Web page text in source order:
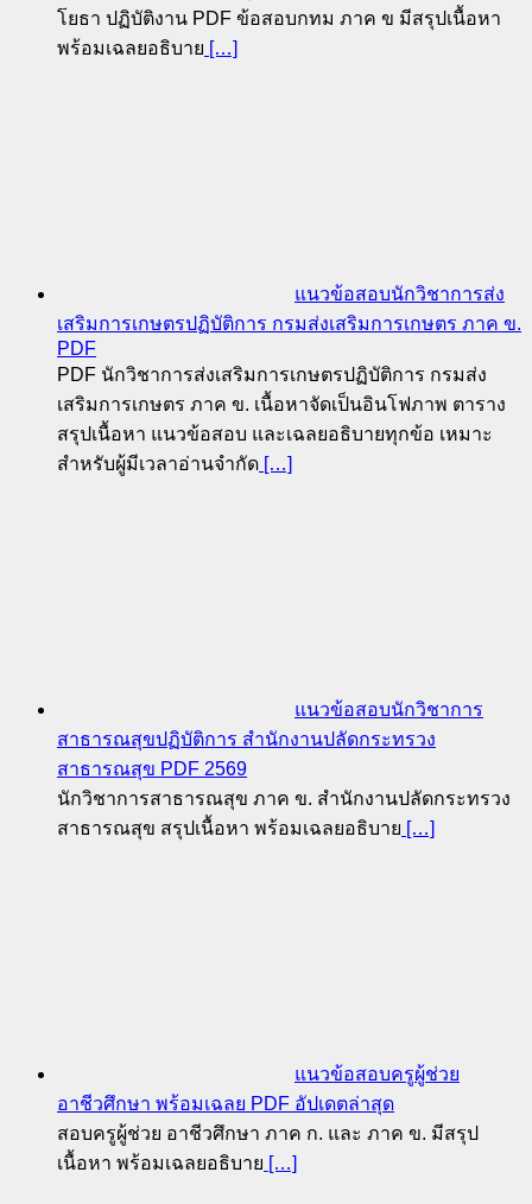
โยธา ปฏิบัติงาน PDF ข้อสอบกทม ภาค ข มีสรุปเนื้อหา
พร้อมเฉลยอธิบาย […]
แนวข้อสอบนักวิชาการส่ง
เสริมการเกษตรปฏิบัติการ กรมส่งเสริมการเกษตร ภาค ข.
PDF
PDF นักวิชาการส่งเสริมการเกษตรปฏิบัติการ กรมส่ง
เสริมการเกษตร ภาค ข. เนื้อหาจัดเป็นอินโฟภาพ ตาราง
สรุปเนื้อหา แนวข้อสอบ และเฉลยอธิบายทุกข้อ เหมาะ
สำหรับผู้มีเวลาอ่านจำกัด […]
แนวข้อสอบนักวิชาการ
สาธารณสุขปฏิบัติการ สำนักงานปลัดกระทรวง
สาธารณสุข PDF 2569
นักวิชาการสาธารณสุข ภาค ข. สำนักงานปลัดกระทรวง
สาธารณสุข สรุปเนื้อหา พร้อมเฉลยอธิบาย […]
แนวข้อสอบครูผู้ช่วย
อาชีวศึกษา พร้อมเฉลย PDF อัปเดตล่าสุด
สอบครูผู้ช่วย อาชีวศึกษา ภาค ก. และ ภาค ข. มีสรุป
เนื้อหา พร้อมเฉลยอธิบาย […]